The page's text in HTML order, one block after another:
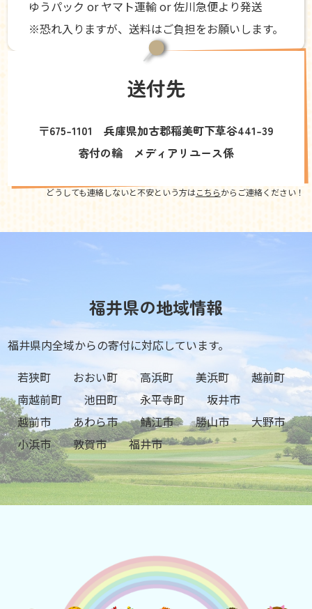
ゆうパック or ヤマト運輸 or 佐川急便より発送
※恐れ入りますが、送料はご負担をお願いします。
送付先
〒675-1101 兵庫県加古郡稲美町下草谷441-39
寄付の輪 メディアリユース係
どうしても連絡しないと不安という方はこちらからご連絡ください！
福井県の地域情報
福井県内全域からの寄付に対応しています。
若狭町
おおい町 高浜町 美浜町
越前町
南越前町
池田町 永平寺町
坂井市
越前市
あわら市 鯖江市 勝山市
大野市
小浜市
敦賀市 福井市